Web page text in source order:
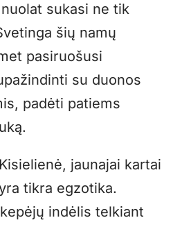
sukasi ne tik
šių namų
pasiruošusi
su duonos
padėti patiems
jaunajai kartai
tikra egzotika.
indėlis telkiant